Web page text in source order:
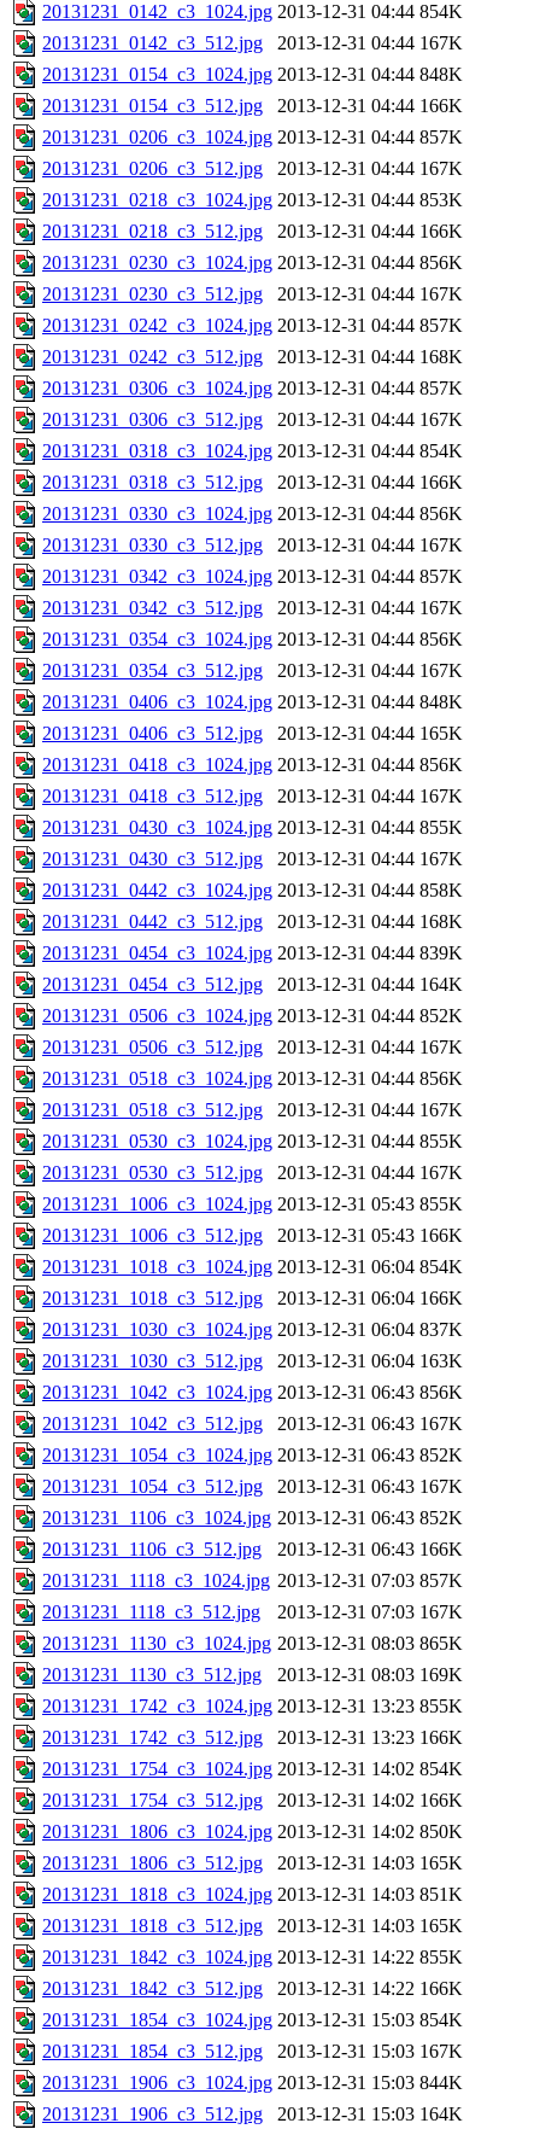
20131231_0142_c3_1024.jpg 2013-12-31 04:44 854K
20131231_0142_c3_512.jpg
2013-12-31 04:44 167K
20131231_0154_c3_1024.jpg 2013-12-31 04:44 848K
20131231_0154_c3_512.jpg
2013-12-31 04:44 166K
20131231_0206_c3_1024.jpg 2013-12-31 04:44 857K
20131231_0206_c3_512.jpg
2013-12-31 04:44 167K
20131231_0218_c3_1024.jpg 2013-12-31 04:44 853K
20131231_0218_c3_512.jpg
2013-12-31 04:44 166K
20131231_0230_c3_1024.jpg 2013-12-31 04:44 856K
20131231_0230_c3_512.jpg
2013-12-31 04:44 167K
20131231_0242_c3_1024.jpg 2013-12-31 04:44 857K
20131231_0242_c3_512.jpg
2013-12-31 04:44 168K
20131231_0306_c3_1024.jpg 2013-12-31 04:44 857K
20131231_0306_c3_512.jpg
2013-12-31 04:44 167K
20131231_0318_c3_1024.jpg 2013-12-31 04:44 854K
20131231_0318_c3_512.jpg
2013-12-31 04:44 166K
20131231_0330_c3_1024.jpg 2013-12-31 04:44 856K
20131231_0330_c3_512.jpg
2013-12-31 04:44 167K
20131231_0342_c3_1024.jpg 2013-12-31 04:44 857K
20131231_0342_c3_512.jpg
2013-12-31 04:44 167K
20131231_0354_c3_1024.jpg 2013-12-31 04:44 856K
20131231_0354_c3_512.jpg
2013-12-31 04:44 167K
20131231_0406_c3_1024.jpg 2013-12-31 04:44 848K
20131231_0406_c3_512.jpg
2013-12-31 04:44 165K
20131231_0418_c3_1024.jpg 2013-12-31 04:44 856K
20131231_0418_c3_512.jpg
2013-12-31 04:44 167K
20131231_0430_c3_1024.jpg 2013-12-31 04:44 855K
20131231_0430_c3_512.jpg
2013-12-31 04:44 167K
20131231_0442_c3_1024.jpg 2013-12-31 04:44 858K
20131231_0442_c3_512.jpg
2013-12-31 04:44 168K
20131231_0454_c3_1024.jpg 2013-12-31 04:44 839K
20131231_0454_c3_512.jpg
2013-12-31 04:44 164K
20131231_0506_c3_1024.jpg 2013-12-31 04:44 852K
20131231_0506_c3_512.jpg
2013-12-31 04:44 167K
20131231_0518_c3_1024.jpg 2013-12-31 04:44 856K
20131231_0518_c3_512.jpg
2013-12-31 04:44 167K
20131231_0530_c3_1024.jpg 2013-12-31 04:44 855K
20131231_0530_c3_512.jpg
2013-12-31 04:44 167K
20131231_1006_c3_1024.jpg 2013-12-31 05:43 855K
20131231_1006_c3_512.jpg
2013-12-31 05:43 166K
20131231_1018_c3_1024.jpg 2013-12-31 06:04 854K
20131231_1018_c3_512.jpg
2013-12-31 06:04 166K
20131231_1030_c3_1024.jpg 2013-12-31 06:04 837K
20131231_1030_c3_512.jpg
2013-12-31 06:04 163K
20131231_1042_c3_1024.jpg 2013-12-31 06:43 856K
20131231_1042_c3_512.jpg
2013-12-31 06:43 167K
20131231_1054_c3_1024.jpg 2013-12-31 06:43 852K
20131231_1054_c3_512.jpg
2013-12-31 06:43 167K
20131231_1106_c3_1024.jpg 2013-12-31 06:43 852K
20131231_1106_c3_512.jpg
2013-12-31 06:43 166K
20131231_1118_c3_1024.jpg 2013-12-31 07:03 857K
20131231_1118_c3_512.jpg
2013-12-31 07:03 167K
20131231_1130_c3_1024.jpg 2013-12-31 08:03 865K
20131231_1130_c3_512.jpg
2013-12-31 08:03 169K
20131231_1742_c3_1024.jpg 2013-12-31 13:23 855K
20131231_1742_c3_512.jpg
2013-12-31 13:23 166K
20131231_1754_c3_1024.jpg 2013-12-31 14:02 854K
20131231_1754_c3_512.jpg
2013-12-31 14:02 166K
20131231_1806_c3_1024.jpg 2013-12-31 14:02 850K
20131231_1806_c3_512.jpg
2013-12-31 14:03 165K
20131231_1818_c3_1024.jpg 2013-12-31 14:03 851K
20131231_1818_c3_512.jpg
2013-12-31 14:03 165K
20131231_1842_c3_1024.jpg 2013-12-31 14:22 855K
20131231_1842_c3_512.jpg
2013-12-31 14:22 166K
20131231_1854_c3_1024.jpg 2013-12-31 15:03 854K
20131231_1854_c3_512.jpg
2013-12-31 15:03 167K
20131231_1906_c3_1024.jpg 2013-12-31 15:03 844K
20131231_1906_c3_512.jpg
2013-12-31 15:03 164K